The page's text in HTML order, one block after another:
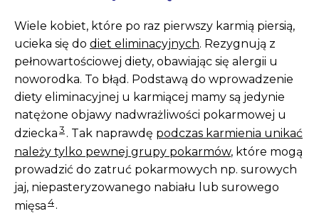
Wiele kobiet, które po raz pierwszy karmią piersią,
ucieka się do diet eliminacyjnych. Rezygnują z
pełnowartościowej diety, obawiając się alergii u
noworodka. To błąd. Podstawą do wprowadzenie
diety eliminacyjnej u karmiącej mamy są jedynie
natężone objawy nadwrażliwości pokarmowej u
dziecka3 . Tak naprawdę podczas karmienia unikać
należy tylko pewnej grupy pokarmów, które mogą
prowadzić do zatruć pokarmowych np. surowych
jaj, niepasteryzowanego nabiału lub surowego
mięsa4.